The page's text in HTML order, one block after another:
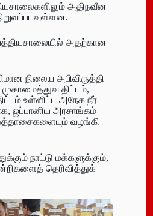
அதிநவீன
அதற்கான
நிலைய அபிவிருத்தி
முகாமைத்துவ திட்டம்,
உள்ளிட்ட அநேக நீர்
ஜப்பானிய அரசாங்கம்
வழங்கி
நாட்டு மக்களுக்கும்,
தெரிவித்துக்